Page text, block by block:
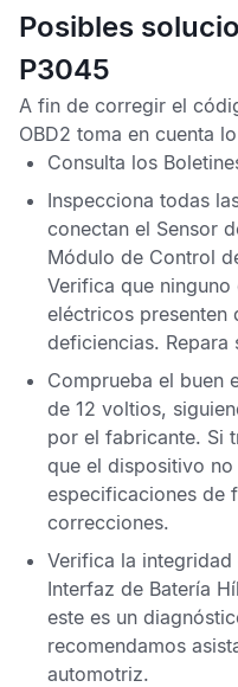
Posibles
P3045
A fin de corregir el
OBD2 toma en cuenta
Consulta los
Inspecciona todas
conectan el Sensor
Módulo de Control
Verifica que
eléctricos presenten
deficiencias. Repara
Comprueba el buen
de 12 voltios,
por el fabricante. Si
que el dispositivo
especificaciones de
correcciones.
Verifica la integridad
Interfaz de Batería
este es un
recomendamos
automotriz.